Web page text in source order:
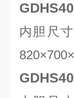
内胆尺
820×70